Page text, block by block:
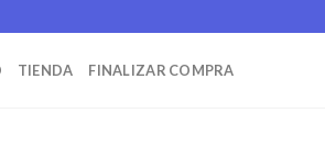
TIENDA FINALIZAR COMPRA